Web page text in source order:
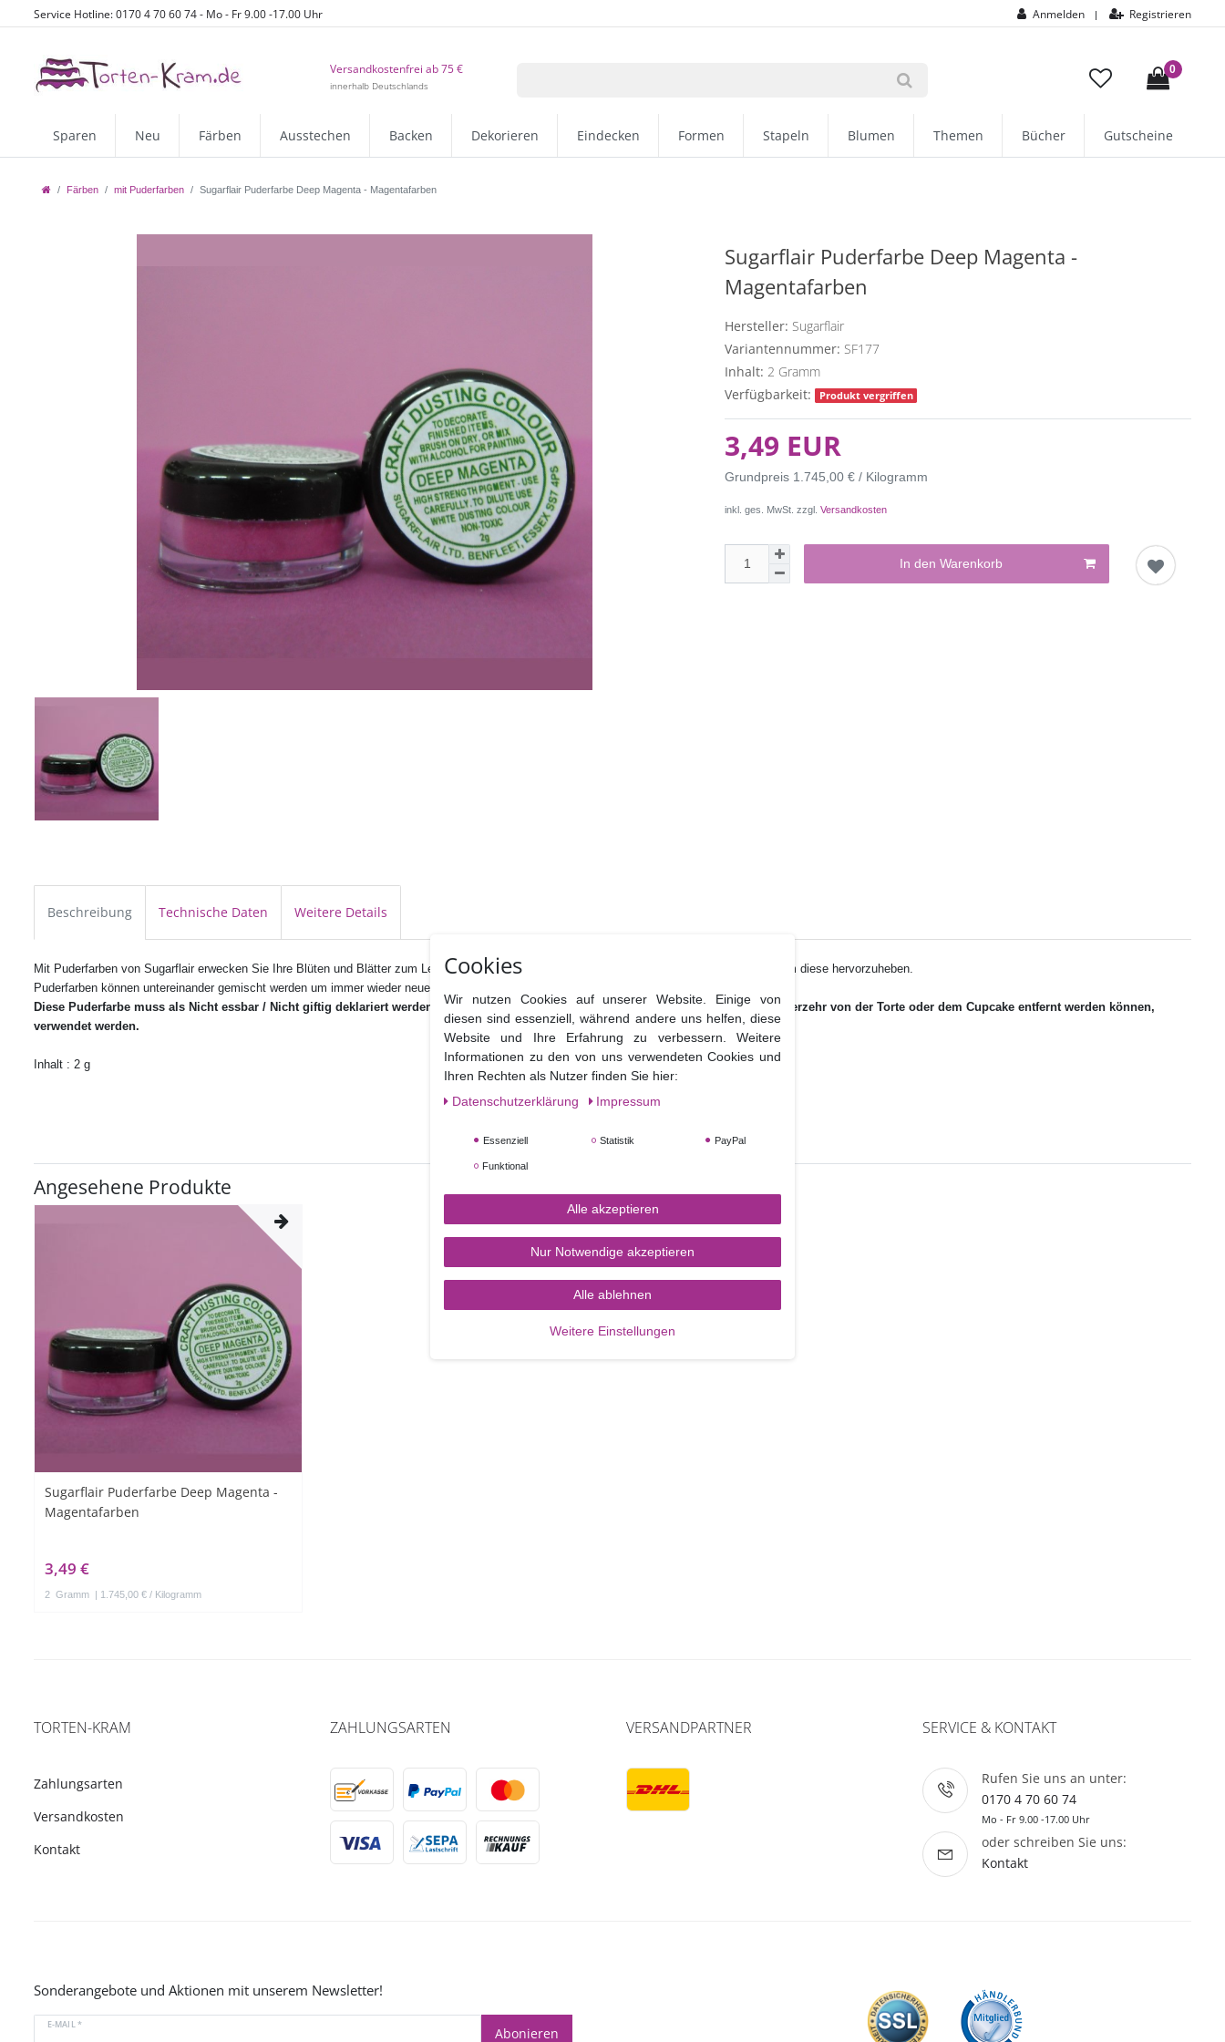
Service Hotline: 0170 4 70 60 74 - Mo - Fr 9.00 -17.00 Uhr Anmelden | Registrieren
Versandkostenfrei ab 75 €
innerhalb Deutschlands
0
Sparen Neu Färben Ausstechen Backen Dekorieren Eindecken Formen Stapeln Blumen Themen Bücher Gutscheine
Färben mit Puderfarben Sugarflair Puderfarbe Deep Magenta - Magentafarben
Sugarflair Puderfarbe Deep Magenta -
Magentafarben
Hersteller: Sugarflair
Variantennummer: SF177
Inhalt: 2 Gramm
Verfügbarkeit:
Produkt vergriffen
3,49 EUR
Grundpreis 1.745,00 € / Kilogramm
inkl. ges. MwSt. zzgl.Versandkosten
In den Warenkorb
Beschreibung Technische Daten Weitere Details
Mit Puderfarben von Sugarflair erwecken Sie Ihre Blüten und Blätter zum Leben. Damit setzen Sie Akzente oder betonen einzelne Blütenteile um diese hervorzuheben.
Puderfarben können untereinander gemischt werden um immer wieder neue Farbtöne zu erschaffen.
Diese Puderfarbe muss als Nicht essbar / Nicht giftig deklariert werden und sollte deshalb nur für Dekorationselemente, die vor dem Verzehr von der Torte oder dem Cupcake entfernt werden können,
verwendet werden.
Inhalt : 2 g
Angesehene Produkte
Sugarflair Puderfarbe Deep Magenta -
Magentafarben
3,49 €
2 Gramm | 1.745,00 € / Kilogramm
TORTEN-KRAM
Zahlungsarten
Versandkosten
Kontakt
ZAHLUNGSARTEN VERSANDPARTNER SERVICE & KONTAKT
Rufen Sie uns an unter:
0170 4 70 60 74
Mo - Fr 9.00 -17.00 Uhr
oder schreiben Sie uns:
Kontakt
Sonderangebote und Aktionen mit unserem Newsletter!
E-MAIL *
Abonieren
Cookies
Wir nutzen Cookies auf unserer Website. Einige von
diesen sind essenziell, während andere uns helfen, diese
Website und Ihre Erfahrung zu verbessern. Weitere
Informationen zu den von uns verwendeten Cookies und
Ihren Rechten als Nutzer finden Sie hier:
Daten­schutz­erklärung
Impressum
Essenziell Statistik PayPal
Funktional
Alle akzeptieren
Nur Notwendige akzeptieren
Alle ablehnen
Weitere Einstellungen